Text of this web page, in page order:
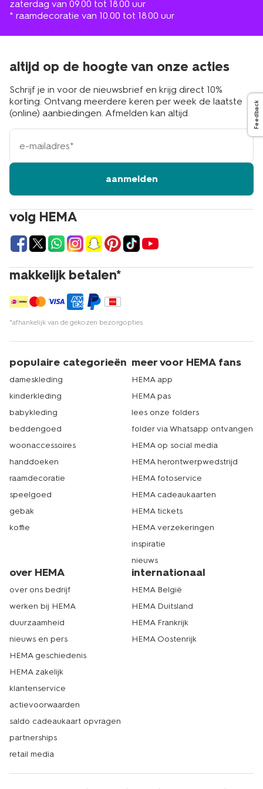
zaterdag van 09.00 tot 18.00 uur
* raamdecoratie van 10.00 tot 18.00 uur
volg HEMA
makkelijk betalen*
*afhankelijk van de gekozen bezorgopties
altijd op de hoogte van onze acties
Schrijf je in voor de nieuwsbrief en krijg direct 10%
korting. Ontvang meerdere keren per week de laatste
(online) aanbiedingen. Afmelden kan altijd.
e-
mailadres
aanmelden
populaire categorieën
dameskleding
kinderkleding
babykleding
beddengoed
woonaccessoires
handdoeken
raamdecoratie
speelgoed
gebak
koffie
meer voor HEMA fans
HEMA app
HEMA pas
lees onze folders
folder via Whatsapp ontvangen
HEMA op social media
HEMA herontwerpwedstrijd
HEMA fotoservice
HEMA cadeaukaarten
HEMA tickets
HEMA verzekeringen
inspiratie
nieuws
over HEMA
over ons bedrijf
werken bij HEMA
duurzaamheid
nieuws en pers
HEMA geschiedenis
HEMA zakelijk
klantenservice
actievoorwaarden
saldo cadeaukaart opvragen
partnerships
retail media
internationaal
HEMA België
HEMA Duitsland
HEMA Frankrijk
HEMA Oostenrijk
Feedback